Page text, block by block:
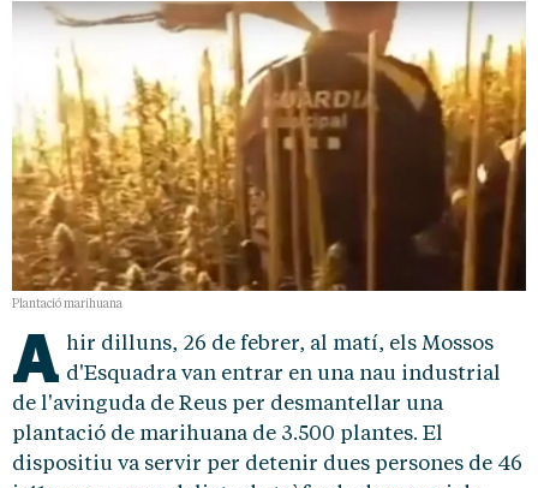
Plantació marihuana
A hir dilluns, 26 de febrer, al matí, els Mossos
d'Esquadra van entrar en una nau industrial
de l'avinguda de Reus per desmantellar una
plantació de marihuana de 3.500 plantes. El
dispositiu va servir per detenir dues persones de 46